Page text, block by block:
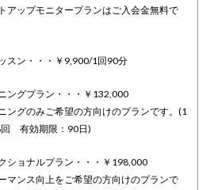
ップモニタープランはご入会金無料で
スン・・・￥9,900/1回90分
ングプラン・・・￥132,000
ングのみご希望の方向けのプランです。(1
回 有効期限：90日)
ショナルプラン・・・￥198,000
マンス向上をご希望の方向けのプランで